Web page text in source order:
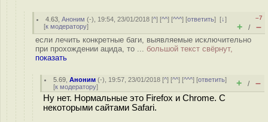
4.63 ,Аноним (-), 19:54, 23/01/2018 [^] [^^] [^^^] [ответить][↓]
[к модератору]
–7
+ / –
если лечить конкретные баги, выявляемые исключительно
при прохождении ацида, то ... большой текст свёрнут,
показать
5.69 ,Аноним (-), 19:57, 23/01/2018 [^] [^^] [^^^] [ответить]
[к модератору] + / –
Ну нет. Нормальные это Firefox и Chrome. С
некоторыми сайтами Safari.